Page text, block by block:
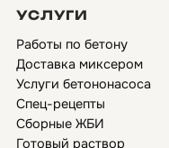
УСЛУГИ
Работы по бетону
Доставка миксером
Услуги бетононасоса
Спец-рецепты
Сборные ЖБИ
Готовый раствор